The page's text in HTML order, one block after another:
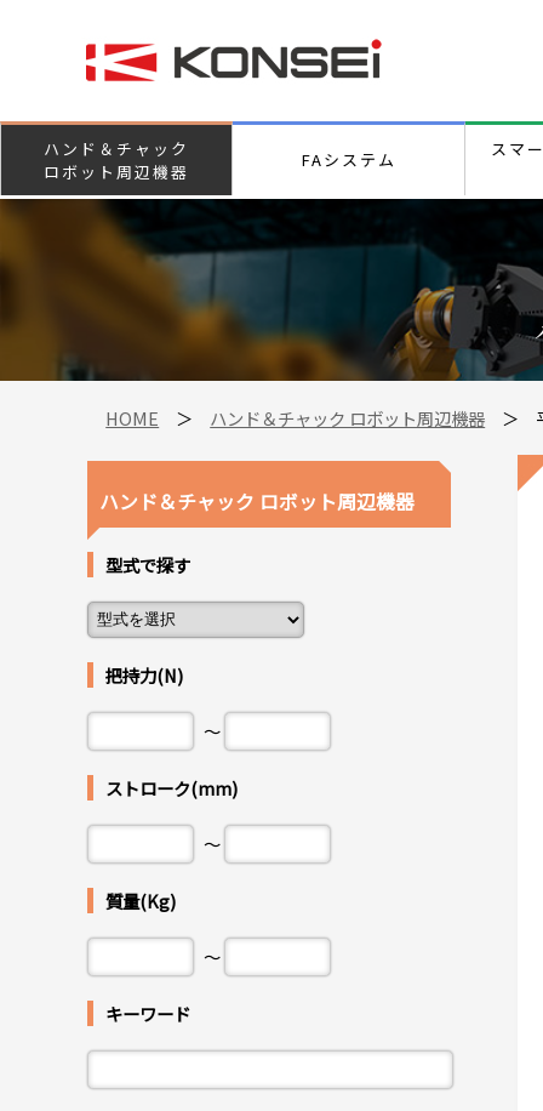
ハンド＆チャック
ロボット周辺機器
FAシステム
スマ
HOME ＞ ハンド＆チャック ロボット周辺機器 ＞
ハンド＆チャック ロボット周辺機器
型式で探す
把持力(N)
～
ストローク(mm)
～
質量(Kg)
～
キーワード